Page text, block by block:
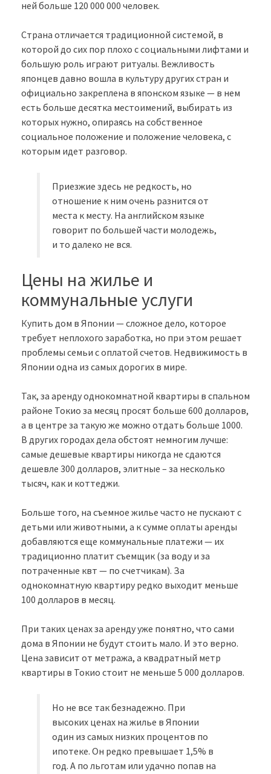
ней больше 120 000 000 человек.
Страна отличается традиционной системой, в
которой до сих пор плохо с социальными лифтами и
большую роль играют ритуалы. Вежливость
японцев давно вошла в культуру других стран и
официально закреплена в японском языке — в нем
есть больше десятка местоимений, выбирать из
которых нужно, опираясь на собственное
социальное положение и положение человека, с
которым идет разговор.
Приезжие здесь не редкость, но
отношение к ним очень разнится от
места к месту. На английском языке
говорит по большей части молодежь,
и то далеко не вся.
Цены на жилье и
коммунальные услуги
Купить дом в Японии — сложное дело, которое
требует неплохого заработка, но при этом решает
проблемы семьи с оплатой счетов. Недвижимость в
Японии одна из самых дорогих в мире.
Так, за аренду однокомнатной квартиры в спальном
районе Токио за месяц просят больше 600 долларов,
а в центре за такую же можно отдать больше 1000.
В других городах дела обстоят немногим лучше:
самые дешевые квартиры никогда не сдаются
дешевле 300 долларов, элитные – за несколько
тысяч, как и коттеджи.
Больше того, на съемное жилье часто не пускают с
детьми или животными, а к сумме оплаты аренды
добавляются еще коммунальные платежи — их
традиционно платит съемщик (за воду и за
потраченные квт — по счетчикам). За
однокомнатную квартиру редко выходит меньше
100 долларов в месяц.
При таких ценах за аренду уже понятно, что сами
дома в Японии не будут стоить мало. И это верно.
Цена зависит от метража, а квадратный метр
квартиры в Токио стоит не меньше 5 000 долларов.
Но не все так безнадежно. При
высоких ценах на жилье в Японии
один из самых низких процентов по
ипотеке. Он редко превышает 1,5% в
год. А по льготам или удачно попав на